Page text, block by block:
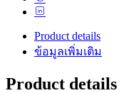
Product details
ข้อมูลเพิ่มเติม
Product details